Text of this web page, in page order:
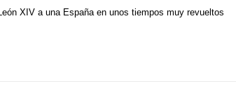
XIV a una España en unos tiempos muy revueltos